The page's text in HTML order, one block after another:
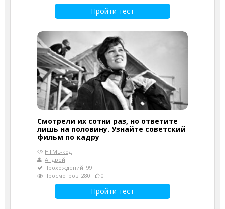
Пройти тест
Смотрели их сотни раз, но ответите
лишь на половину. Узнайте советский
фильм по кадру
HTML-код
Андрей
Прохождений: 99
Просмотров: 280
0
Пройти тест